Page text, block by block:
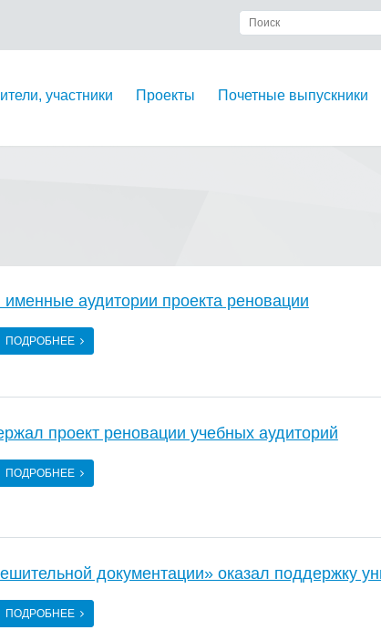
участники Проекты Почетные выпускники
аудитории проекта реновации
ПОДРОБНЕЕ
проект реновации учебных аудиторий
ПОДРОБНЕЕ
документации» оказал поддержку
ПОДРОБНЕЕ